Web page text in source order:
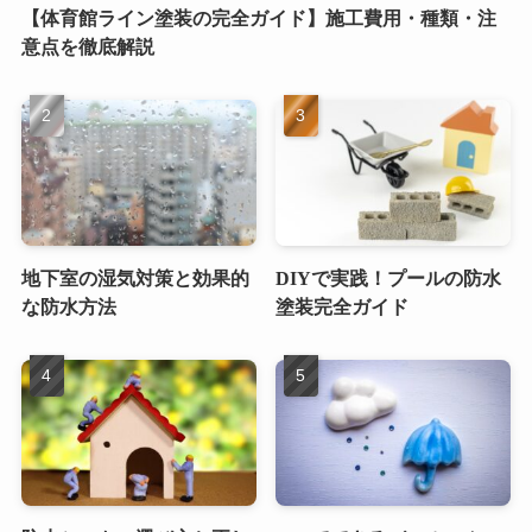
【体育館ライン塗装の完全ガイド】施工費用・種類・注
意点を徹底解説
地下室の湿気対策と効果的
な防水方法
DIYで実践！プールの防水
塗装完全ガイド